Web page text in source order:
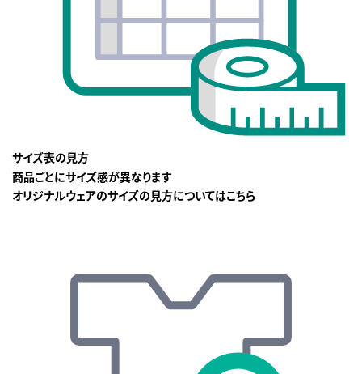
サイズ表の見方
商品ごとにサイズ感が異なります
オリジナルウェアのサイズの見方についてはこちら